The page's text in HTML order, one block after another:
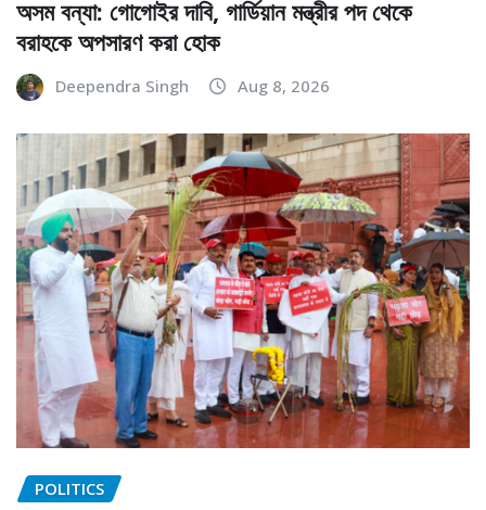
অসম বন্যা: গোগোইর দাবি, গার্ডিয়ান মন্ত্রীর পদ থেকে
বরাহকে অপসারণ করা হোক
Deependra Singh Aug 8, 2026
POLITICS